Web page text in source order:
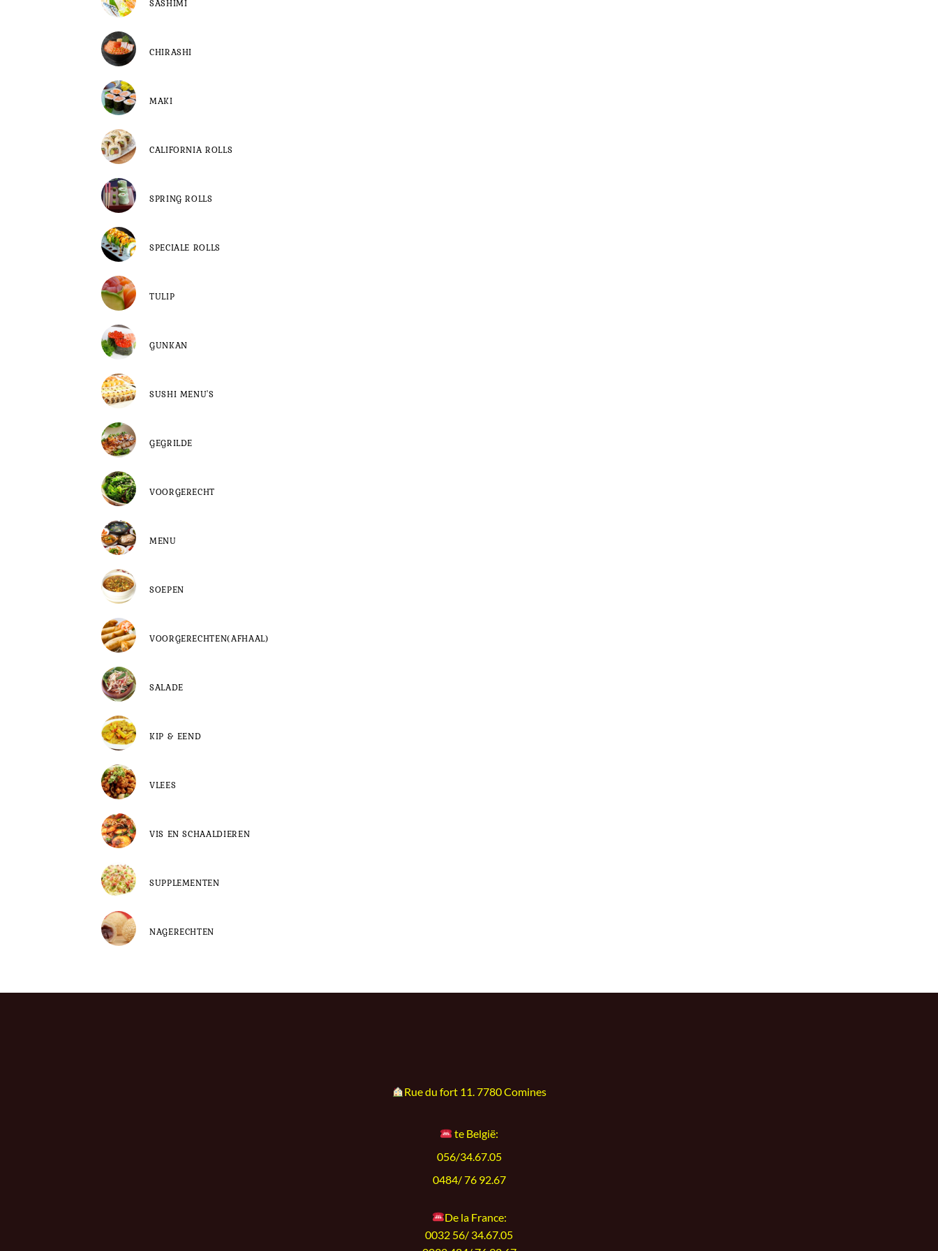
SASHIMI
CHIRASHI
MAKI
CALIFORNIA ROLLS
SPRING ROLLS
SPECIALE ROLLS
TULIP
GUNKAN
SUSHI MENU'S
GEGRILDE
VOORGERECHT
MENU
SOEPEN
VOORGERECHTEN(AFHAAL)
SALADE
KIP & EEND
VLEES
VIS EN SCHAALDIEREN
SUPPLEMENTEN
NAGERECHTEN
Rue du fort 11. 7780 Comines
te België:
056/34.67.05
0484/ 76 92.67
De la France:
0032 56/ 34.67.05